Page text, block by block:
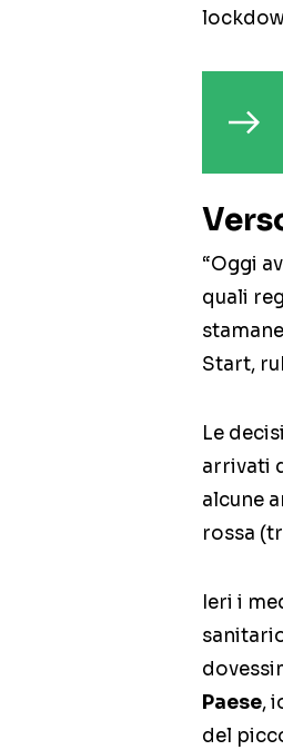
“Oggi
quali
Start,
Le
arrivati
alcune
rossa
Ieri i
Paese,
del